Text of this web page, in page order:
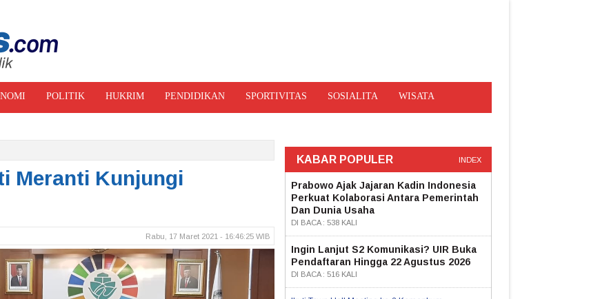
POLITIK HUKRIM PENDIDIKAN SPORTIVITAS SOSIALITA WISATA
Meranti Kunjungi
Rabu, 17 Maret 2021 - 16:46:25 WIB
KABAR POPULER INDEX
Prabowo Ajak Jajaran Kadin Indonesia
Perkuat Kolaborasi Antara Pemerintah
Dan Dunia Usaha
DI BACA : 538 KALI
Ingin Lanjut S2 Komunikasi? UIR Buka
Pendaftaran Hingga 22 Agustus 2026
DI BACA : 516 KALI